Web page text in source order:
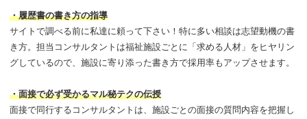
・履歴書の書き方の指導
サイトで調べる前に私達に頼って下さい！特に多い相談は志望動機の書
き方。担当コンサルタントは福祉施設ごとに「求める人材」をヒヤリン
グしているので、施設に寄り添った書き方で採用率もアップさせます。
・面接で必ず受かるマル秘テクの伝授
面接で同行するコンサルタントは、施設ごとの面接の質問内容を把握し